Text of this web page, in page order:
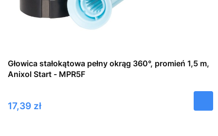
Głowica stałokątowa pełny okrąg 360°, promień 1,5 m,
Anixol Start - MPR5F
Cena
17,39 zł